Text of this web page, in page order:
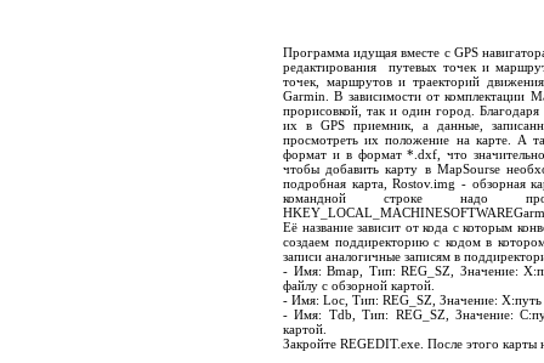
Программа идущая вместе с GPS
редактирования путевых точек и
точек, маршрутов и траекторий
Garmin. В зависимости от комплектации
прорисовкой, так и один город.
их в GPS приемник, а данные,
просмотреть их положение на карте. А
формат и в формат *.dxf, что
чтобы добавить карту в MapSourse
подробная карта, Rostov.img - обзорная
командной строке надо
Её название зависит от кода с которым
создаем поддиректорию с кодом в
записи аналогичные записям в
- Имя: Bmap, Тип: REG_SZ, Значение:
файлу с обзорной картой.
- Имя: Loc, Тип: REG_SZ, Значение:
- Имя: Tdb, Тип: REG_SZ, Значение:
картой.
Закройте REGEDIT.exe. После этого